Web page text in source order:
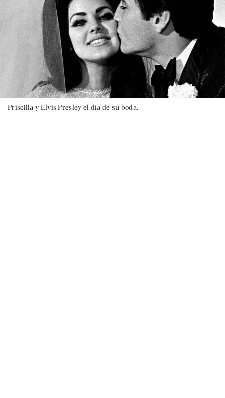
Priscilla y Elvis Presley el día de su boda.